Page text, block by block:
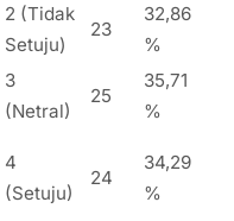
2 (Tidak
Setuju)
23
32,86
%
3
(Netral)
25
35,71
%
4
(Setuju)
24
34,29
%